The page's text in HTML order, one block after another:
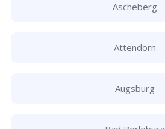
Ascheberg
Attendorn
Augsburg